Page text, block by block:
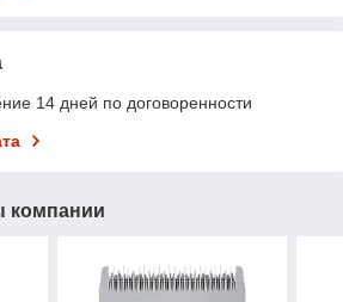
14 дней по договоренности
компании